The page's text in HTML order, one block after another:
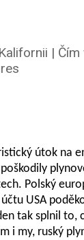
útok na
Polský
USA
tak splnil to,
i my, ruský